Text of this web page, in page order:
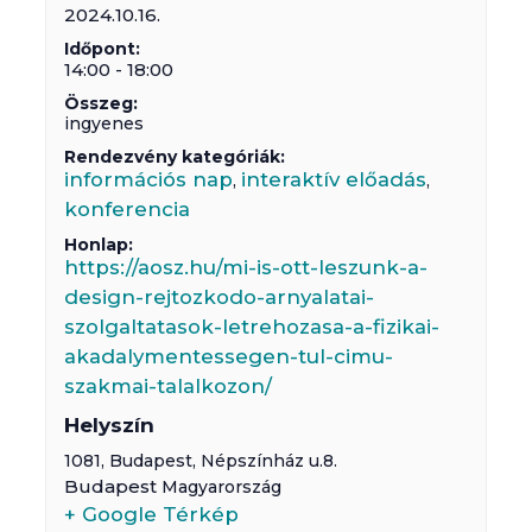
2024.10.16.
Időpont:
14:00 - 18:00
Összeg:
ingyenes
Rendezvény kategóriák:
információs nap, interaktív előadás,
konferencia
Honlap:
https://aosz.hu/mi-is-ott-leszunk-a-
design-rejtozkodo-arnyalatai-
szolgaltatasok-letrehozasa-a-fizikai-
akadalymentessegen-tul-cimu-
szakmai-talalkozon/
Helyszín
1081, Budapest, Népszínház u.8.
Budapest Magyarország
+ Google Térkép